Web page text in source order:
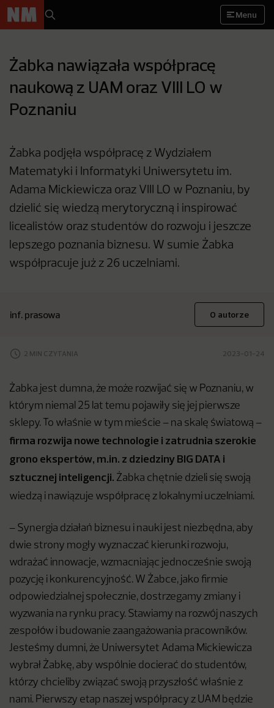
Menu
Żabka nawiązała współpracę
naukową z UAM oraz VIII LO w
Poznaniu
Żabka podjęła współpracę z Wydziałem
Matematyki i Informatyki Uniwersytetu im.
Adama Mickiewicza oraz VIII LO w Poznaniu, by
dzielić się wiedzą merytoryczną i inspirować
licealistów oraz studentów do rozwoju i jeszcze
lepszego poznania biznesu. W sumie Żabka
współpracuje już z 26 uczelniami.
inf. prasowa O autorze
2 MIN CZYTANIA 2023-01-24
Żabka jest dumna, że może rozwijać się w Poznaniu, w
którym niemal 25 lat temu pojawiły się jej pierwsze
sklepy. To właśnie w tym mieście – na skalę światową –
firma rozwija nowe technologie i zatrudnia szerokie
grono ekspertów, m.in. z dziedziny BIG DATA i
sztucznej inteligencji. Żabka chętnie dzieli się swoją
wiedzą i nawiązuje współpracę z lokalnymi uczelniami.
– Synergia działań biznesu i nauki jest niezbędna, aby
dwie strony mogły wyznaczać kierunki rozwoju,
wdrażać innowacje, wzmacniając jednocześnie swoją
pozycję i konkurencyjność. W Żabce, jako firmie
odpowiedzialnej społecznie, dostrzegamy zmiany i
wyzwania na rynku pracy. Stawiamy na rozwój naszych
zespołów i budowanie zaangażowania pracowników.
Jesteśmy dumni, że Uniwersytet Adama Mickiewicza
wybrał Żabkę, aby wspólnie docierać do studentów,
którzy chcieliby związać swoją przyszłość właśnie z
nami. Pierwszy etap naszej współpracy z UAM będzie